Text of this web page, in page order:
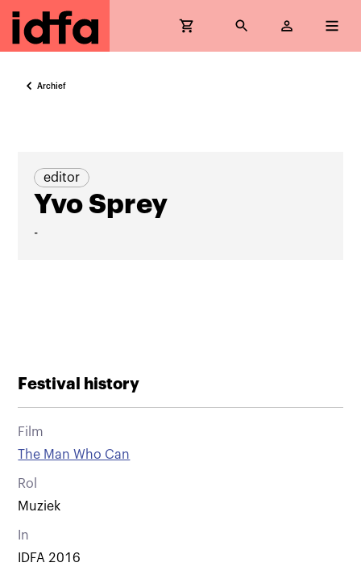
Archief
editor
Yvo Sprey
-
Festival history
Film
The Man Who Can
Rol
Muziek
In
IDFA 2016